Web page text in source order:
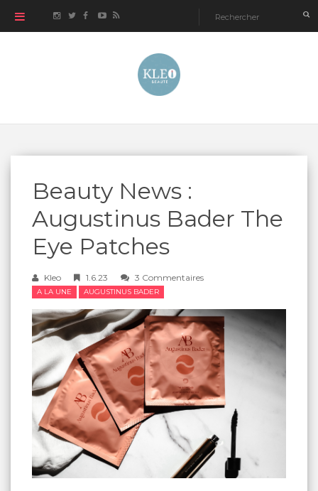
Beauty News :
Augustinus Bader The
Eye Patches
Kleo 1.6.23 3 Commentaires
A LA UNE AUGUSTINUS BADER